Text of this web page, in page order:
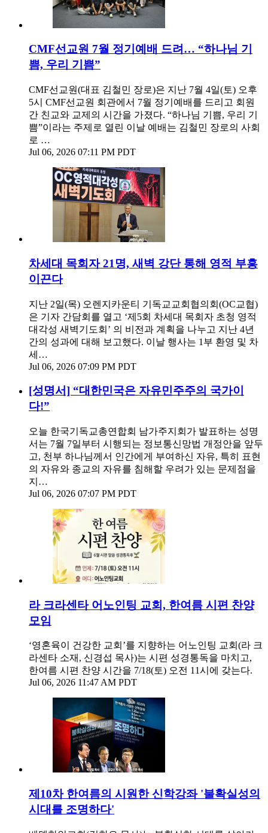
CMF선교원 7월 정기예배 드려… “하나님 기
쁨, 우리 기쁨”
CMF선교원(대표 김철민 장로)은 지난 7월 4일(토) 오후
5시 CMF선교원 회관에서 7월 정기예배를 드리고 회원
간 친교와 교제의 시간을 가졌다. “하나님 기쁨, 우리 기
쁨”이라는 주제로 열린 이날 예배는 김철민 장로의 사회
로 …
Jul 06, 2026 07:11 PM PDT
차세대 목회자 21명, 새벽 강단 통해 영적 부흥
이끈다
지난 2일(목) 오렌지카운티 기독교교회협의회(OC교협)
은 기자 간담회를 열고 ‘제5회 차세대 목회자 초청 영적
대각성 새벽기도회’ 의 비전과 계획을 나누고 지난 4년
간의 성과에 대해 보고했다. 이날 행사는 1부 환영 및 차
세…
Jul 06, 2026 07:09 PM PDT
[성명서] “대한민국은 자유민주주의 국가이
다!”
오늘 한국기독교총연합회 남가주지회가 발표하는 성명
서는 7월 7일부터 시행되는 정보통신망법 개정안을 앞두
고, 천부 하나님께서 인간에게 부여하신 자유, 특히 표현
의 자유와 종교의 자유를 침해할 우려가 있는 문제점을
지…
Jul 06, 2026 07:07 PM PDT
라 크라센타 어노인팅 교회, 한여름 시편 찬양
모임
‘영혼육이 건강한 교회’를 지향하는 어노인팅 교회(라 크
라센타 소재, 신경섭 목사)는 시편 성경통독을 마치고,
한여름 시편 찬양 시간을 7/18(토) 오전 11시에 갖는다.
Jul 06, 2026 11:47 AM PDT
제10차 한여름의 시원한 신학강좌 '불확실성의
시대를 조명하다'